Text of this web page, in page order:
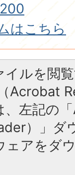
はこちら
イルを閲
Acrobat
、左記の
）」ダ
ェアをダ